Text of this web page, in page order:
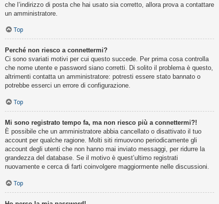
che l’indirizzo di posta che hai usato sia corretto, allora prova a contattare
un amministratore.
Top
Perché non riesco a connettermi?
Ci sono svariati motivi per cui questo succede. Per prima cosa controlla
che nome utente e password siano corretti. Di solito il problema è questo,
altrimenti contatta un amministratore: potresti essere stato bannato o
potrebbe esserci un errore di configurazione.
Top
Mi sono registrato tempo fa, ma non riesco più a connettermi?!
È possibile che un amministratore abbia cancellato o disattivato il tuo
account per qualche ragione. Molti siti rimuovono periodicamente gli
account degli utenti che non hanno mai inviato messaggi, per ridurre la
grandezza del database. Se il motivo è quest’ultimo registrati
nuovamente e cerca di farti coinvolgere maggiormente nelle discussioni.
Top